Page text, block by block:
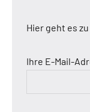
Hier geht es
Ihre E-Mail-